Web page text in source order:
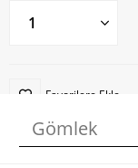
Favorilere Ekle
Karşılaştır